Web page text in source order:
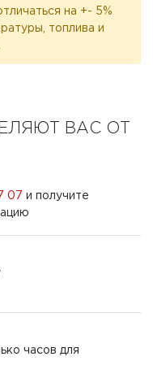
на +- 5%
топлива и
ВАС ОТ
07 и получите
часов для